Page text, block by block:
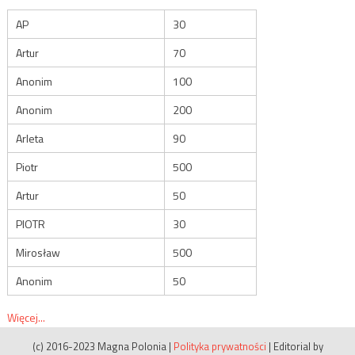
AP
30
Artur
70
Anonim
100
Anonim
200
Arleta
90
Piotr
500
Artur
50
PIOTR
30
Mirosław
500
Anonim
50
Więcej...
(c) 2016-2023 Magna Polonia | Polityka prywatności | Editorial by